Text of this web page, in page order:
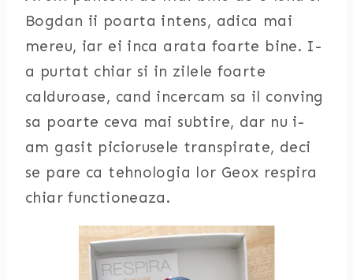
Bogdan ii poarta intens, adica mai
mereu, iar ei inca arata foarte bine. I-
a purtat chiar si in zilele foarte
calduroase, cand incercam sa il conving
sa poarte ceva mai subtire, dar nu i-
am gasit piciorusele transpirate, deci
se pare ca tehnologia lor Geox respira
chiar functioneaza.